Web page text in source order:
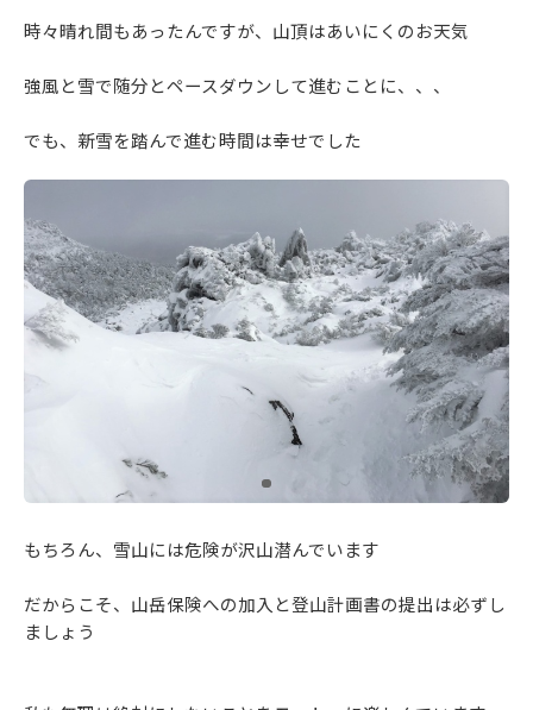
時々晴れ間もあったんですが、山頂はあいにくのお天気
強風と雪で随分とペースダウンして進むことに、、、
でも、新雪を踏んで進む時間は幸せでした
もちろん、雪山には危険が沢山潜んでいます
だからこそ、山岳保険への加入と登山計画書の提出は必ずし
ましょう